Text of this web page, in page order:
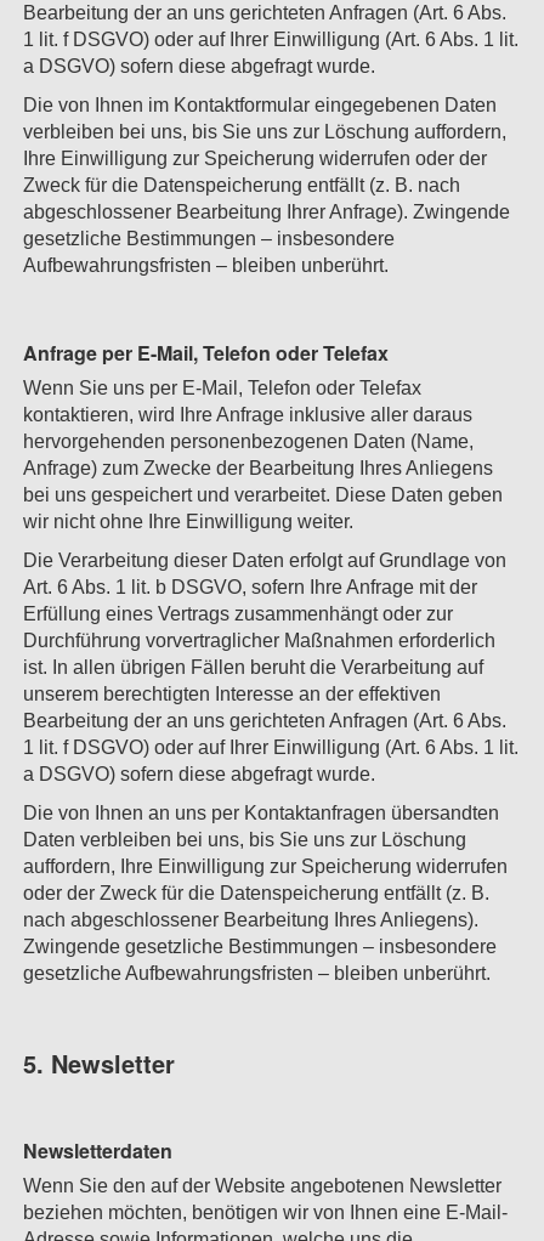
Bearbeitung der an uns gerichteten Anfragen (Art. 6 Abs.
1 lit. f DSGVO) oder auf Ihrer Einwilligung (Art. 6 Abs. 1 lit.
a DSGVO) sofern diese abgefragt wurde.
Die von Ihnen im Kontaktformular eingegebenen Daten
verbleiben bei uns, bis Sie uns zur Löschung auffordern,
Ihre Einwilligung zur Speicherung widerrufen oder der
Zweck für die Datenspeicherung entfällt (z. B. nach
abgeschlossener Bearbeitung Ihrer Anfrage). Zwingende
gesetzliche Bestimmungen – insbesondere
Aufbewahrungsfristen – bleiben unberührt.
Anfrage per E-Mail, Telefon oder Telefax
Wenn Sie uns per E-Mail, Telefon oder Telefax
kontaktieren, wird Ihre Anfrage inklusive aller daraus
hervorgehenden personenbezogenen Daten (Name,
Anfrage) zum Zwecke der Bearbeitung Ihres Anliegens
bei uns gespeichert und verarbeitet. Diese Daten geben
wir nicht ohne Ihre Einwilligung weiter.
Die Verarbeitung dieser Daten erfolgt auf Grundlage von
Art. 6 Abs. 1 lit. b DSGVO, sofern Ihre Anfrage mit der
Erfüllung eines Vertrags zusammenhängt oder zur
Durchführung vorvertraglicher Maßnahmen erforderlich
ist. In allen übrigen Fällen beruht die Verarbeitung auf
unserem berechtigten Interesse an der effektiven
Bearbeitung der an uns gerichteten Anfragen (Art. 6 Abs.
1 lit. f DSGVO) oder auf Ihrer Einwilligung (Art. 6 Abs. 1 lit.
a DSGVO) sofern diese abgefragt wurde.
Die von Ihnen an uns per Kontaktanfragen übersandten
Daten verbleiben bei uns, bis Sie uns zur Löschung
auffordern, Ihre Einwilligung zur Speicherung widerrufen
oder der Zweck für die Datenspeicherung entfällt (z. B.
nach abgeschlossener Bearbeitung Ihres Anliegens).
Zwingende gesetzliche Bestimmungen – insbesondere
gesetzliche Aufbewahrungsfristen – bleiben unberührt.
5. Newsletter
Newsletter­daten
Wenn Sie den auf der Website angebotenen Newsletter
beziehen möchten, benötigen wir von Ihnen eine E-Mail-